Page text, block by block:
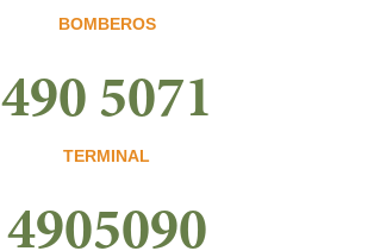
BOMBEROS
490 5071
TERMINAL
4905090